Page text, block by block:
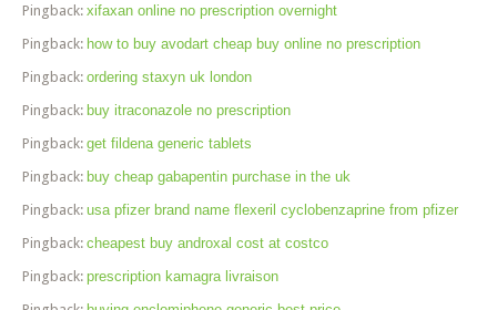
Pingback: xifaxan online no prescription overnight
Pingback: how to buy avodart cheap buy online no prescription
Pingback: ordering staxyn uk london
Pingback: buy itraconazole no prescription
Pingback: get fildena generic tablets
Pingback: buy cheap gabapentin purchase in the uk
Pingback: usa pfizer brand name flexeril cyclobenzaprine from pfizer
Pingback: cheapest buy androxal cost at costco
Pingback: prescription kamagra livraison